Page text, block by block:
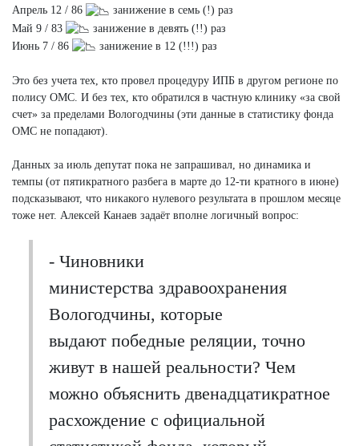
Апрель 12 / 86
занижение в семь (!) раз
Май 9 / 83
занижение в девять (!!) раз
Июнь 7 / 86
занижение в 12 (!!!) раз
Это без учета тех, кто провел процедуру ИПБ в другом регионе по
полису ОМС. И без тех, кто обратился в частную клинику «за свой
счет» за пределами Вологодчины (эти данные в статистику фонда
ОМС не попадают).
Данных за июль депутат пока не запрашивал, но динамика и
темпы (от пятикратного разбега в марте до 12-ти кратного в июне)
подсказывают, что никакого нулевого результата в прошлом месяце
тоже нет. Алексей Канаев задаёт вполне логичный вопрос:
- Чиновники
министерства здравоохранения
Вологодчины, которые
выдают победные реляции, точно
живут в нашей реальности? Чем
можно объяснить двенадцатикратное
расхождение с официальной